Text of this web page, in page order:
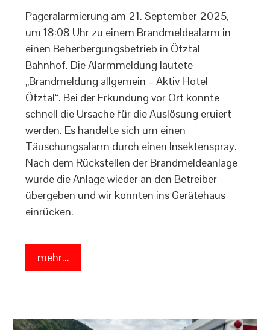
Pageralarmierung am 21. September 2025,
um 18:08 Uhr zu einem Brandmeldealarm in
einen Beherbergungsbetrieb in Ötztal
Bahnhof. Die Alarmmeldung lautete
„Brandmeldung allgemein – Aktiv Hotel
Ötztal“. Bei der Erkundung vor Ort konnte
schnell die Ursache für die Auslösung eruiert
werden. Es handelte sich um einen
Täuschungsalarm durch einen Insektenspray.
Nach dem Rückstellen der Brandmeldeanlage
wurde die Anlage wieder an den Betreiber
übergeben und wir konnten ins Gerätehaus
einrücken.
mehr...